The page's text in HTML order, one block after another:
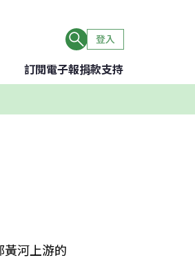
登入
訂閱電子報捐款支持
河上游的